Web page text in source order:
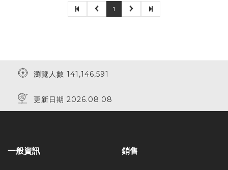
1
瀏覽人數 141,146,591
更新日期 2026.08.08
一般資訊 銷售